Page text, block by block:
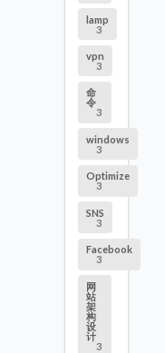
lamp
3
vpn
3
命
令
3
windows
3
Optimize
3
SNS
3
Facebook
3
网
站
架
构
设
计
3